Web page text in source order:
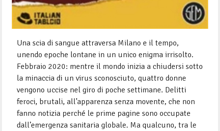
Una scia di sangue attraversa Milano e il tempo,
unendo epoche lontane in un unico enigma irrisolto.
Febbraio 2020: mentre il mondo inizia a chiudersi sotto
la minaccia di un virus sconosciuto, quattro donne
vengono uccise nel giro di poche settimane. Delitti
feroci, brutali, all’apparenza senza movente, che non
fanno notizia perché le prime pagine sono occupate
dall’emergenza sanitaria globale. Ma qualcuno, tra le